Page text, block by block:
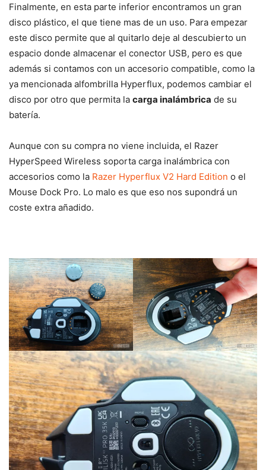
Finalmente, en esta parte inferior encontramos un gran
disco plástico, el que tiene mas de un uso. Para empezar
este disco permite que al quitarlo deje al descubierto un
espacio donde almacenar el conector USB, pero es que
además si contamos con un accesorio compatible, como la
ya mencionada alfombrilla Hyperflux, podemos cambiar el
disco por otro que permita la carga inalámbrica de su
batería.
Aunque con su compra no viene incluida, el Razer
HyperSpeed Wireless soporta carga inalámbrica con
accesorios como la Razer Hyperflux V2 Hard Edition o el
Mouse Dock Pro. Lo malo es que eso nos supondrá un
coste extra añadido.